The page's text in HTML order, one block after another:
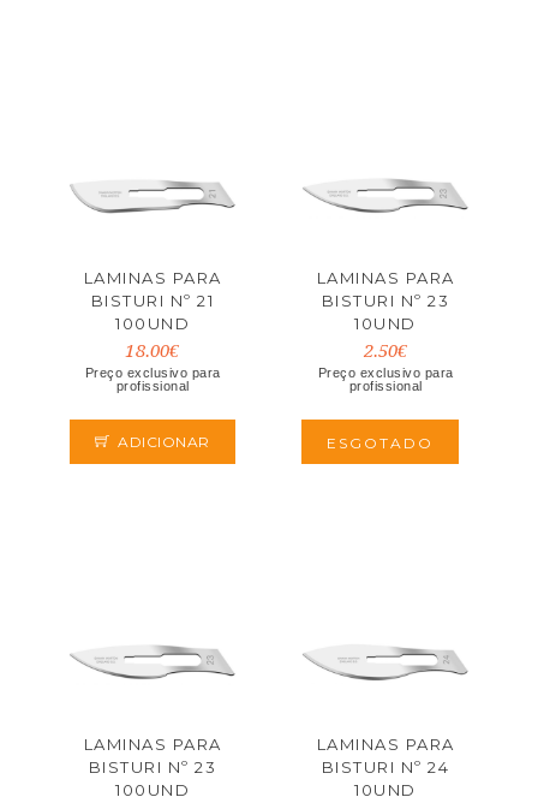
LAMINAS PARA
BISTURI Nº 21
100UND
18.00€
Preço exclusivo para
profissional
ADICIONAR
LAMINAS PARA
BISTURI Nº 23
10UND
2.50€
Preço exclusivo para
profissional
ESGOTADO
LAMINAS PARA
BISTURI Nº 23
100UND
LAMINAS PARA
BISTURI Nº 24
10UND